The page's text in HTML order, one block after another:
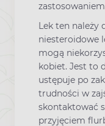
Lek ten należy
niesteroidowe
mogą
kobiet. Jest to
ustępuje po
trudności w
skontaktować
przyjęciem